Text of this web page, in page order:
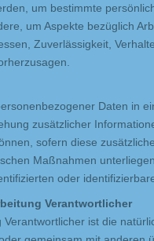
um bestimmte
um Aspekte bezüglich
Zuverlässigkeit,
Daten in
zusätzlicher
sofern diese
Maßnahmen
oder
Verantwortlicher
ist die